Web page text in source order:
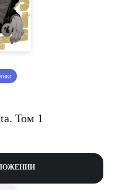
Том 1